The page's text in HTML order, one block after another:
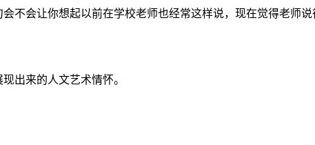
不会让你想起以前在学校老师也经常这样说，现在觉得老师说
出来的人文艺术情怀。